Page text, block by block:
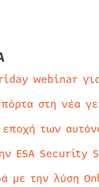
webinar
στη νέα
των
ESA Security
με την λύση